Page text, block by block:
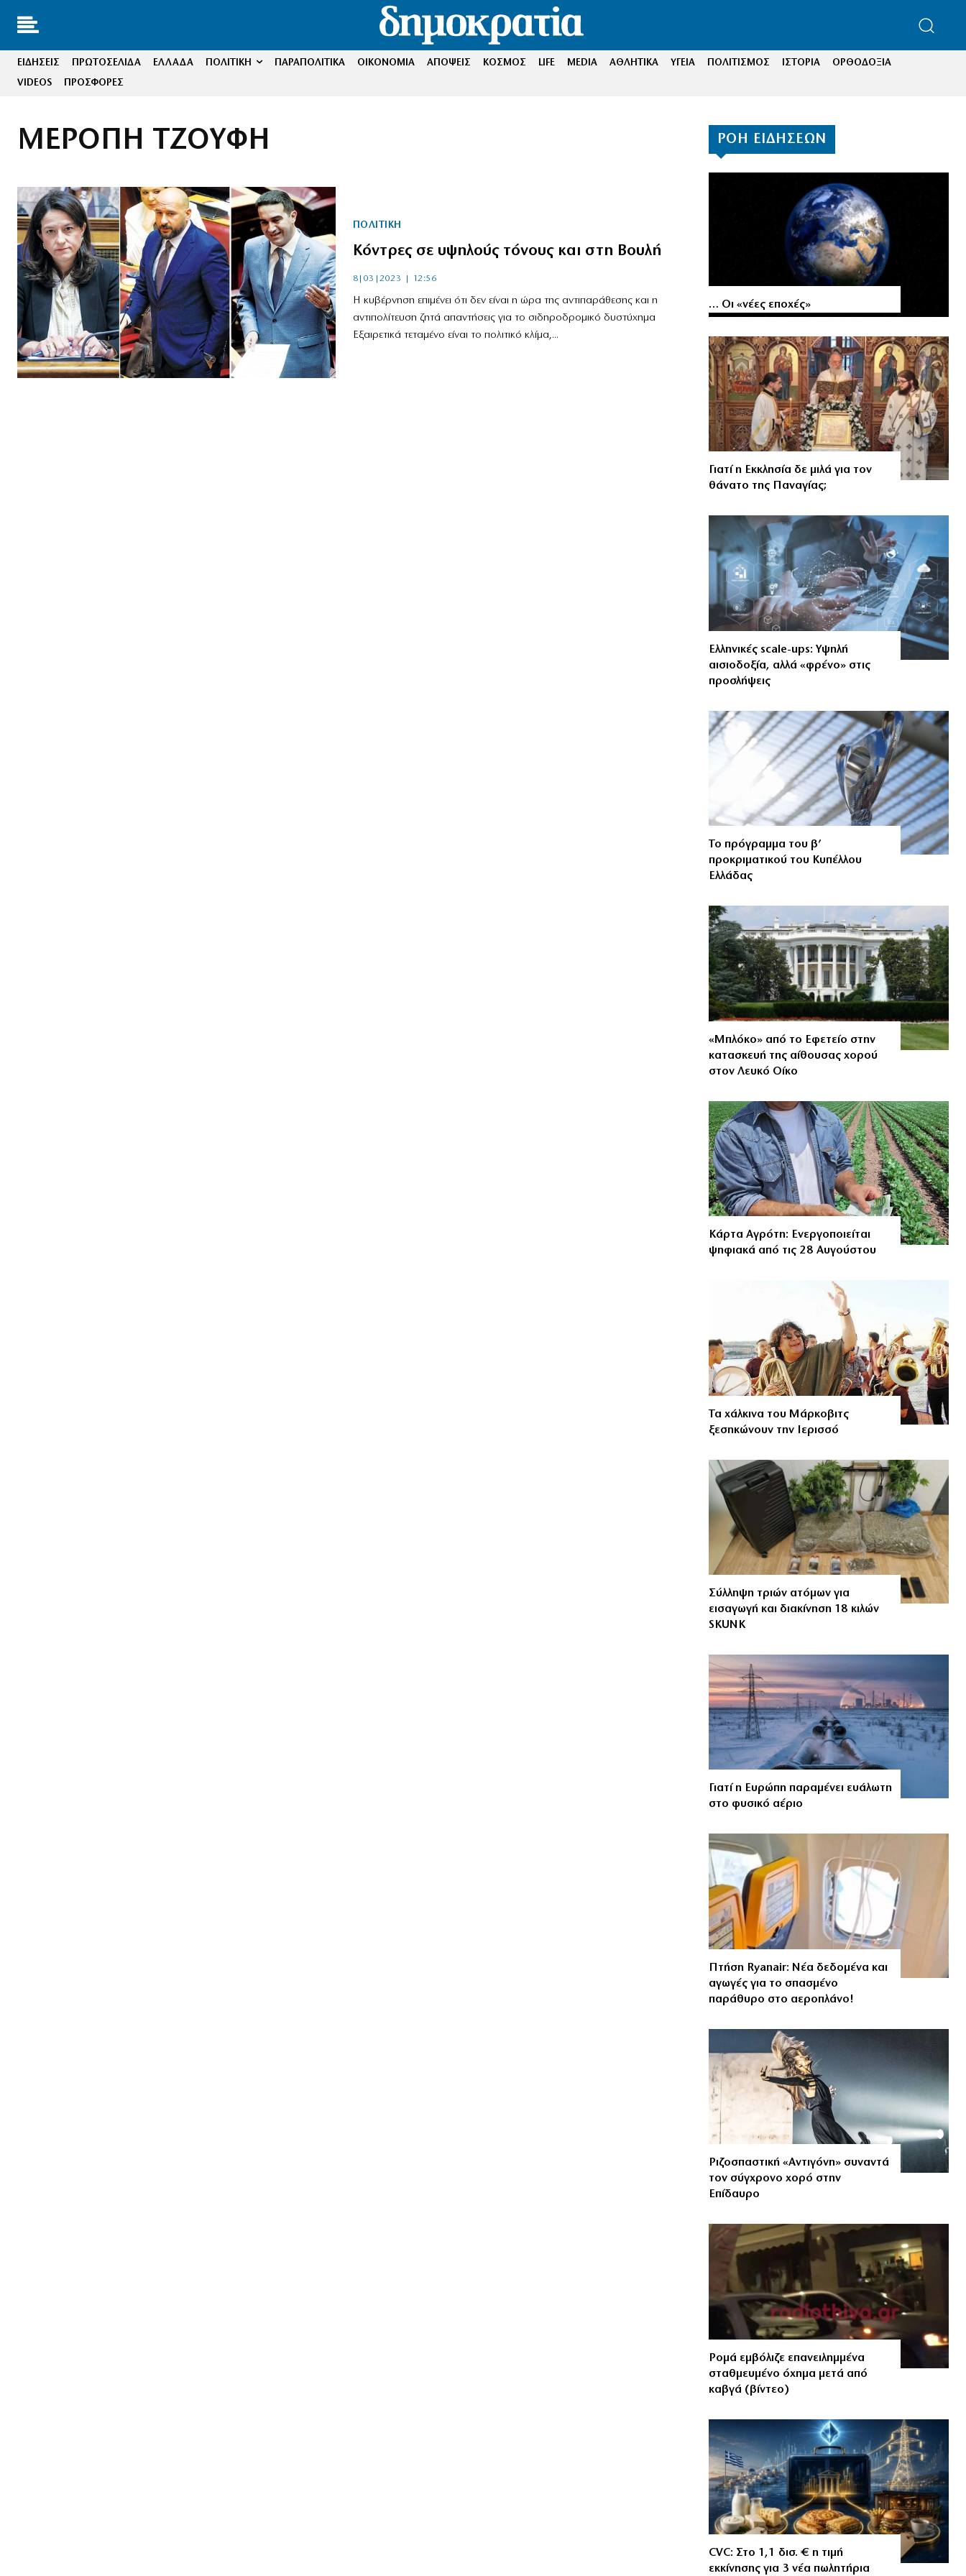
ΕΙΔΗΣΕΙΣ ΠΡΩΤΟΣΕΛΙΔΑ ΕΛΛΑΔΑ ΠΟΛΙΤΙΚΗ ΠΑΡΑΠΟΛΙΤΙΚΑ ΟΙΚΟΝΟΜΙΑ ΑΠΟΨΕΙΣ ΚΟΣΜΟΣ LIFE MEDIA ΑΘΛΗΤΙΚΑ ΥΓΕΙΑ ΠΟΛΙΤΙΣΜΟΣ ΙΣΤΟΡΙΑ
ΟΡΘΟΔΟΞΙΑ
VIDEOS
ΠΡΟΣΦΟΡΕΣ
ΜΕΡΟΠΗ ΤΖΟΥΦΗ
ΠΟΛΙΤΙΚΗ
Κόντρες σε υψηλούς τόνους και στη Βουλή
8|03|2023 | 12:56
Η κυβέρνηση επιμένει ότι δεν είναι η ώρα της αντιπαράθεσης και η
αντιπολίτευση ζητά απαντήσεις για το σιδηροδρομικό δυστύχημα
Εξαιρετικά τεταμένο είναι το πολιτικό κλίμα,...
ΡΟΗ ΕΙΔΗΣΕΩΝ
… Οι «νέες εποχές»
Γιατί η Εκκλησία δε μιλά για τον
θάνατο της Παναγίας;
Ελληνικές scale-ups: Υψηλή
αισιοδοξία, αλλά «φρένο» στις
προσλήψεις
Το πρόγραμμα του β’
προκριματικού του Κυπέλλου
Ελλάδας
«Μπλόκο» από το Εφετείο στην
κατασκευή της αίθουσας χορού
στον Λευκό Οίκο
Κάρτα Αγρότη: Ενεργοποιείται
ψηφιακά από τις 28 Αυγούστου
Τα χάλκινα του Μάρκοβιτς
ξεσηκώνουν την Ιερισσό
Σύλληψη τριών ατόμων για
εισαγωγή και διακίνηση 18 κιλών
SKUNK
Γιατί η Ευρώπη παραμένει ευάλωτη
στο φυσικό αέριο
Πτήση Ryanair: Νέα δεδομένα και
αγωγές για το σπασμένο
παράθυρο στο αεροπλάνο!
Ριζοσπαστική «Αντιγόνη» συναντά
τον σύγχρονο χορό στην
Επίδαυρο
Ρομά εμβόλιζε επανειλημμένα
σταθμευμένο όχημα μετά από
καβγά (βίντεο)
CVC: Στο 1,1 δισ. € η τιμή
εκκίνησης για 3 νέα πωλητήρια